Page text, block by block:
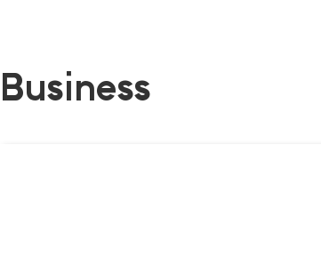
Business